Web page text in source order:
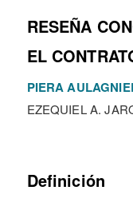
RESEÑA
EL
PIERA
EZEQUIEL A.
Definición